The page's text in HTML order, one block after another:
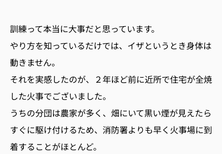
訓練って本当に大事だと思っています。
やり方を知っているだけでは、イザというとき身体は
動きません。
それを実感したのが、２年ほど前に近所で住宅が全焼
した火事でございました。
うちの分団は農家が多く、畑にいて黒い煙が見えたら
すぐに駆け付けるため、消防署よりも早く火事場に到
着することがほとんど。